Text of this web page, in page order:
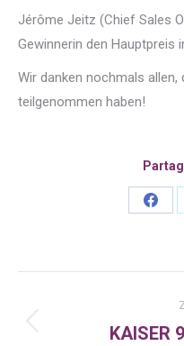
Jérôme Jeitz (Chief Sales
Gewinnerin den Hauptpreis
Wir danken nochmals allen,
teilgenommen haben!
KAISER